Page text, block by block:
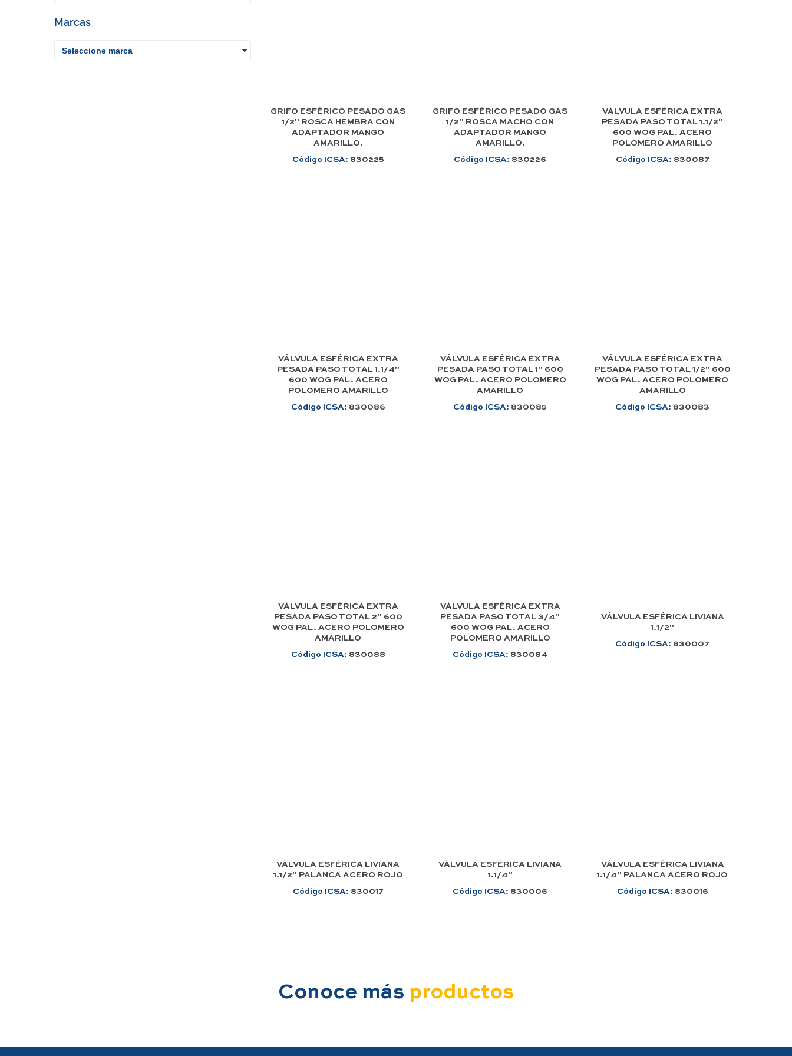
Marcas
Seleccione marca
GRIFO ESFÉRICO PESADO GAS
1/2" ROSCA HEMBRA CON
ADAPTADOR MANGO
AMARILLO.
Código ICSA: 830225
GRIFO ESFÉRICO PESADO GAS
1/2" ROSCA MACHO CON
ADAPTADOR MANGO
AMARILLO.
Código ICSA: 830226
VÁLVULA ESFÉRICA EXTRA
PESADA PASO TOTAL 1.1/2"
600 WOG PAL. ACERO
POLOMERO AMARILLO
Código ICSA: 830087
VÁLVULA ESFÉRICA EXTRA
PESADA PASO TOTAL 1.1/4"
600 WOG PAL. ACERO
POLOMERO AMARILLO
Código ICSA: 830086
VÁLVULA ESFÉRICA EXTRA
PESADA PASO TOTAL 1" 600
WOG PAL. ACERO POLOMERO
AMARILLO
Código ICSA: 830085
VÁLVULA ESFÉRICA EXTRA
PESADA PASO TOTAL 1/2" 600
WOG PAL. ACERO POLOMERO
AMARILLO
Código ICSA: 830083
VÁLVULA ESFÉRICA EXTRA
PESADA PASO TOTAL 2" 600
WOG PAL. ACERO POLOMERO
AMARILLO
Código ICSA: 830088
VÁLVULA ESFÉRICA EXTRA
PESADA PASO TOTAL 3/4"
600 WOG PAL. ACERO
POLOMERO AMARILLO
Código ICSA: 830084
VÁLVULA ESFÉRICA LIVIANA
1.1/2"
Código ICSA: 830007
VÁLVULA ESFÉRICA LIVIANA
1.1/2" PALANCA ACERO ROJO
Código ICSA: 830017
VÁLVULA ESFÉRICA LIVIANA
1.1/4"
Código ICSA: 830006
VÁLVULA ESFÉRICA LIVIANA
1.1/4" PALANCA ACERO ROJO
Código ICSA: 830016
Conoce más productos